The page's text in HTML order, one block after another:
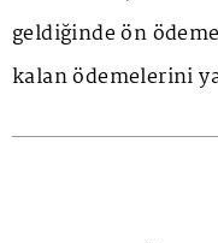
geldiğinde ön
kalan ödemelerini